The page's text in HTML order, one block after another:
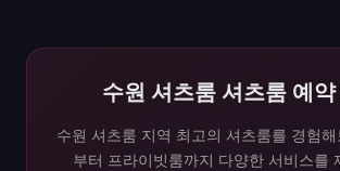
수원 셔츠룸 셔츠룸 예약
수원 셔츠룸 지역 최고의 셔츠룸를 경험
부터 프라이빗룸까지 다양한 서비스를